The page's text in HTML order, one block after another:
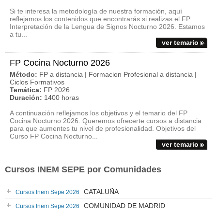
Si te interesa la metodología de nuestra formación, aquí
reflejamos los contenidos que encontrarás si realizas el FP
Interpretación de la Lengua de Signos Nocturno 2026. Estamos
a tu...
ver temario
FP Cocina Nocturno 2026
Método: FP a distancia | Formacion Profesional a distancia |
Ciclos Formativos
Temática: FP 2026
Duración: 1400 horas
A continuación reflejamos los objetivos y el temario del FP
Cocina Nocturno 2026. Queremos ofrecerte cursos a distancia
para que aumentes tu nivel de profesionalidad. Objetivos del
Curso FP Cocina Nocturno...
ver temario
Cursos INEM SEPE por Comunidades
Cursos Inem Sepe 2026 CATALUÑA
Cursos Inem Sepe 2026 COMUNIDAD DE MADRID